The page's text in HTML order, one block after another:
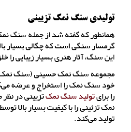
تولیدی سنگ نمک تزیینی
همانطور که گفته شد از جمله سنگ
گرمسار سنگی است که چگالی بسیار
این سنگ، آثار هنری بسیار زیبایی را
مجموعه سنگ نمک حسینی (سنگ نمک
خود سنگ نمک را استخراج و عرضه
را برایتولید سنگ نمکتزیینی در
نمک تزئینی را با کیفیت بسیار بالا
تولید می‌کند.